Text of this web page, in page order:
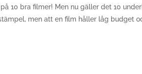
10 bra filmer! Men nu gäller det 10
men att en film håller låg budget